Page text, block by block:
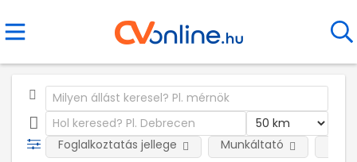
Foglalkoztatás jellege Munkáltató